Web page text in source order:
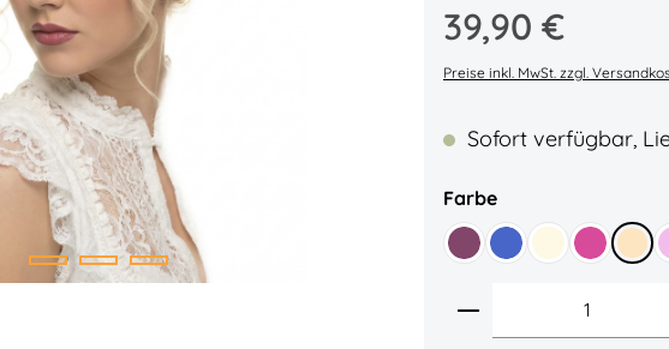
Regulärer Preis:
39,90 €
Preise inkl. MwSt. zzgl.
Durchschnittliche
Sofort verfügbar,
Farbeauswählen
BeereBlau CremePink
Produkt